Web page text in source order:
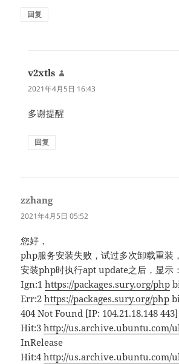
回复
v2xtls
道：
2021年4月5日 16:43
多谢提醒
回复
zzhang说
道：
2021年4月5日 05:52
您好，
php服务安装失败，试过多次卸载重装
安装php时执行apt update之后，显示：
Ign:1https://packages.sury.org/php
Err:2https://packages.sury.org/php
404 Not Found [IP: 104.21.18.148 443]
Hit:3http://us.archive.ubuntu.com/
InRelease
Hit:4http://us.archive.ubuntu.com/